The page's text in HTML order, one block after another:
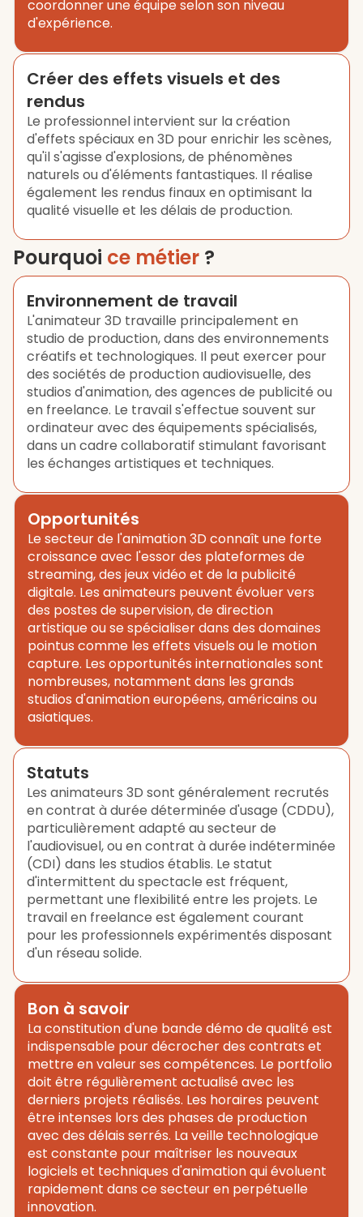
coordonner une équipe selon son niveau
d'expérience.
Créer des effets visuels et des
rendus
Le professionnel intervient sur la création
d'effets spéciaux en 3D pour enrichir les scènes,
qu'il s'agisse d'explosions, de phénomènes
naturels ou d'éléments fantastiques. Il réalise
également les rendus finaux en optimisant la
qualité visuelle et les délais de production.
Pourquoi ce métier ?
Environnement de travail
L'animateur 3D travaille principalement en
studio de production, dans des environnements
créatifs et technologiques. Il peut exercer pour
des sociétés de production audiovisuelle, des
studios d'animation, des agences de publicité ou
en freelance. Le travail s'effectue souvent sur
ordinateur avec des équipements spécialisés,
dans un cadre collaboratif stimulant favorisant
les échanges artistiques et techniques.
Opportunités
Le secteur de l'animation 3D connaît une forte
croissance avec l'essor des plateformes de
streaming, des jeux vidéo et de la publicité
digitale. Les animateurs peuvent évoluer vers
des postes de supervision, de direction
artistique ou se spécialiser dans des domaines
pointus comme les effets visuels ou le motion
capture. Les opportunités internationales sont
nombreuses, notamment dans les grands
studios d'animation européens, américains ou
asiatiques.
Statuts
Les animateurs 3D sont généralement recrutés
en contrat à durée déterminée d'usage (CDDU),
particulièrement adapté au secteur de
l'audiovisuel, ou en contrat à durée indéterminée
(CDI) dans les studios établis. Le statut
d'intermittent du spectacle est fréquent,
permettant une flexibilité entre les projets. Le
travail en freelance est également courant
pour les professionnels expérimentés disposant
d'un réseau solide.
Bon à savoir
La constitution d'une bande démo de qualité est
indispensable pour décrocher des contrats et
mettre en valeur ses compétences. Le portfolio
doit être régulièrement actualisé avec les
derniers projets réalisés. Les horaires peuvent
être intenses lors des phases de production
avec des délais serrés. La veille technologique
est constante pour maîtriser les nouveaux
logiciels et techniques d'animation qui évoluent
rapidement dans ce secteur en perpétuelle
innovation.